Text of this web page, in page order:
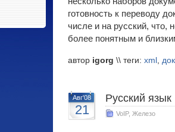
готовность к переводу
числе и на русский, что,
более понятным и
автор igorg \\ теги: xml ,
Авг'08
21
Русский
VoIP, Железо